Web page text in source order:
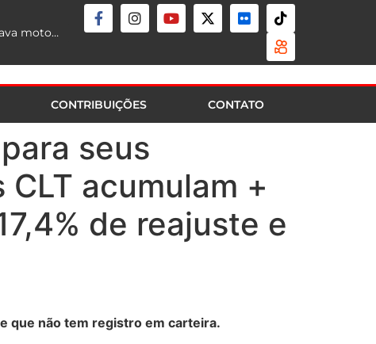
Prefeitura de SP reverte decisão do Tribunal de Justiça que liberava mototáxi na capital; serviço segue proibido
CONTRIBUIÇÕES CONTATO
seus
acumulam +
de reajuste e
que não tem registro em carteira.